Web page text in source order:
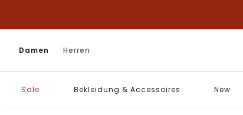
Damen Herren
Sale Bekleidung & Accessoires New